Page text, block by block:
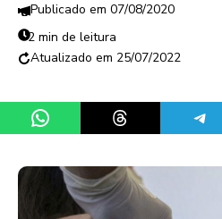
07/08/2020
2 min de leitura
25/07/2022
Share on WhatsAppShare on Threads